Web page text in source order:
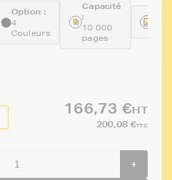
Option :
4
Couleurs
Capacité
:
10 000
pages
166,73 €HT
200,08 €TTC
+